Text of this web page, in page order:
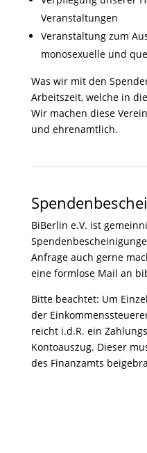
Veranstaltungen
Veranstaltung zum
monosexuelle und
Was wir mit den
Arbeitszeit, welche in
Wir machen diese
und ehrenamtlich.
BiBerlin e.V. ist
Anfrage auch gerne
eine formlose Mail an
Bitte beachtet: Um
der
reicht i.d.R. ein
Kontoauszug. Dieser
des Finanzamts